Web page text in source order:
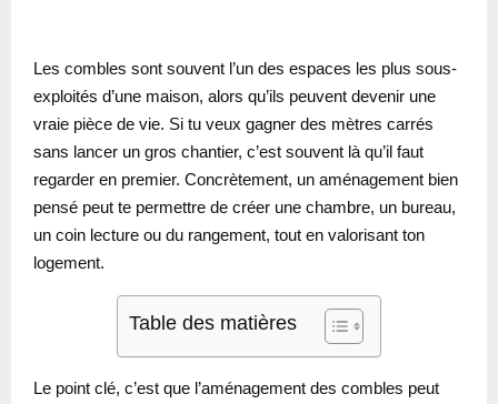
Les combles sont souvent l’un des espaces les plus sous-
exploités d’une maison, alors qu’ils peuvent devenir une
vraie pièce de vie. Si tu veux gagner des mètres carrés
sans lancer un gros chantier, c’est souvent là qu’il faut
regarder en premier. Concrètement, un aménagement bien
pensé peut te permettre de créer une chambre, un bureau,
un coin lecture ou du rangement, tout en valorisant ton
logement.
Table des matières
Le point clé, c’est que l’aménagement des combles peut